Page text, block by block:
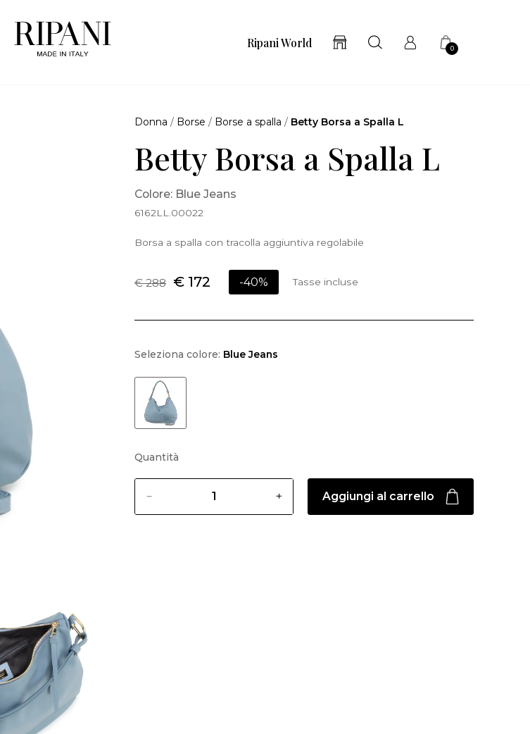
Ripani World 0
Donna / Borse / Borse a spalla / Betty Borsa a Spalla L
Betty Borsa a Spalla L
Colore: Blue Jeans
6162LL.00022
Borsa a spalla con tracolla aggiuntiva regolabile
€ 288 € 172 -40% Tasse incluse
Seleziona colore: Blue Jeans
Quantità
Aggiungi al carrello